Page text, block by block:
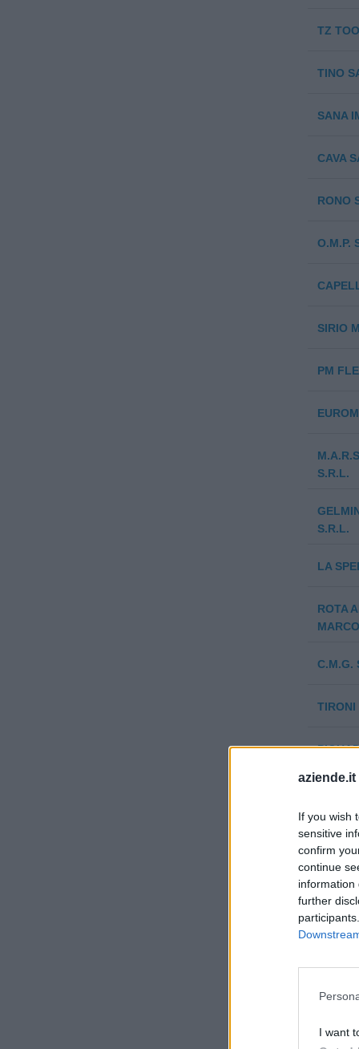
aziende.it
If you wish
sensitive
confirm
continue
information
further
I want
TZ
TINO
SANA
CAVA
RONO
O.M.P.
SIRIO
PM
S.R.L.
S.R.L.
LA
ROTA
MARCO
C.M.G.
TIRONI
GUIDA